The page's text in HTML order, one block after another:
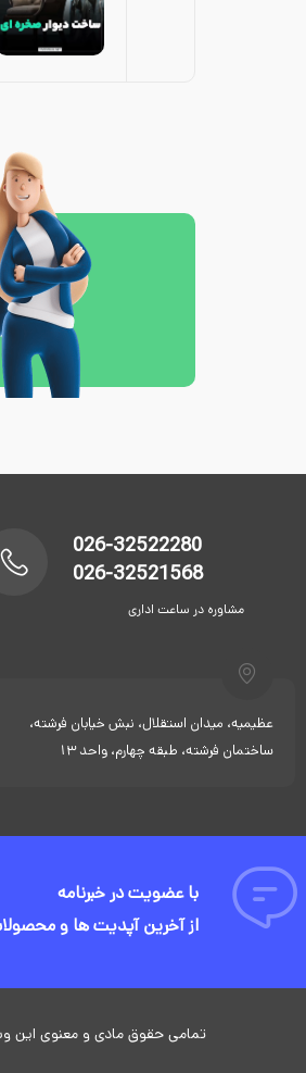
026-32522280
026-32521568
مشاوره در ساعت اداری
عظیمیه، میدان استقلال، نبش خیابان فرشته،
ساختمان فرشته، طبقه چهارم، واحد 13
با عضویت در خبرنامه
از آخرین آپدیت ها و
تمامی حقوق مادی و معنوی این